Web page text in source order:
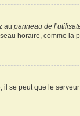
aupanneau de
horaire, comme la
il se peut que le